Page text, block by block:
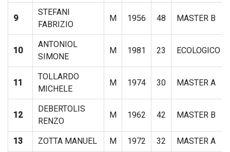
9
STEFANI
FABRIZIO
M 1956 48 MASTER B
10
ANTONIOL
SIMONE
M 1981 23 ECOLOGICO
11
TOLLARDO
MICHELE
M 1974 30 MASTER A
12
DEBERTOLIS
RENZO
M 1962 42 MASTER B
13 ZOTTA MANUEL M 1972 32 MASTER A